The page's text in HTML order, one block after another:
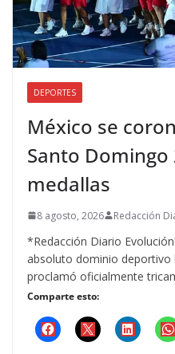
DEPORTES
México se
Santo Domingo
medallas
8 agosto, 2026 Redacción
*Redacción Diario
absoluto dominio deportivo
proclamó oficialmente
Comparte esto: